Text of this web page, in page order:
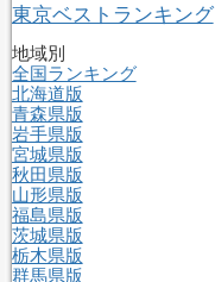
東京ベストランキング
地域別
全国ランキング
北海道版
青森県版
岩手県版
宮城県版
秋田県版
山形県版
福島県版
茨城県版
栃木県版
群馬県版